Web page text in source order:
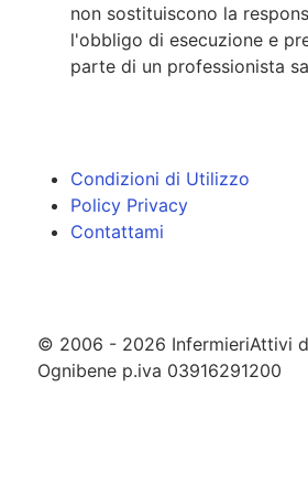
non sostituiscono la
l'obbligo di esecuzione e
parte di un professionista
Condizioni di Utilizzo
Policy Privacy
Contattami
© 2006 - 2026 InfermieriAttivi
Ognibene p.iva 03916291200